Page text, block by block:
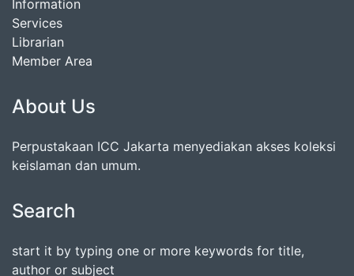
Information
Services
Librarian
Member Area
About Us
Perpustakaan ICC Jakarta menyediakan akses koleksi
keislaman dan umum.
Search
start it by typing one or more keywords for title,
author or subject